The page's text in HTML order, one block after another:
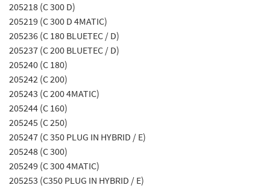
205218 (C 300 D)
205219 (C 300 D 4MATIC)
205236 (C 180 BLUETEC / D)
205237 (C 200 BLUETEC / D)
205240 (C 180)
205242 (C 200)
205243 (C 200 4MATIC)
205244 (C 160)
205245 (C 250)
205247 (C 350 PLUG IN HYBRID / E)
205248 (C 300)
205249 (C 300 4MATIC)
205253 (C350 PLUG IN HYBRID / E)